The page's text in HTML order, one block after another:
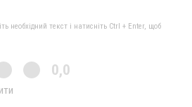
необхідний текст і натисніть Ctrl + Enter, щоб
0,0